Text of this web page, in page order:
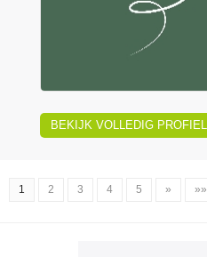
BEKIJK VOLLEDIG PROFIEL
1 2 3 4 5 » »»